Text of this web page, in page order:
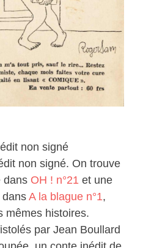
non signé
non signé. On trouve
dans OH ! n°21 et une
dansA la blague n°1,
mêmes histoires.
par Jean Boullard